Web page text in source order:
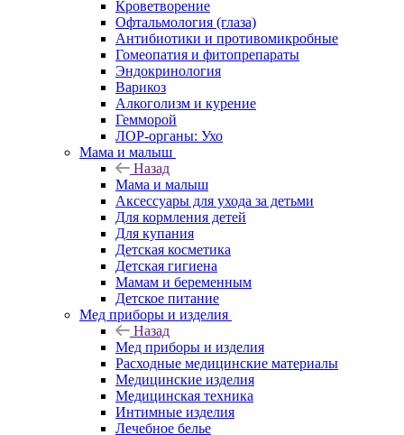
Кроветворение
Офтальмология (глаза)
Антибиотики и противомикробные
Гомеопатия и фитопрепараты
Эндокринология
Варикоз
Алкоголизм и курение
Гемморой
ЛОР-органы: Ухо
Мама и малыш
Назад
Мама и малыш
Аксессуары для ухода за детьми
Для кормления детей
Для купания
Детская косметика
Детская гигиена
Мамам и беременным
Детское питание
Мед приборы и изделия
Назад
Мед приборы и изделия
Расходные медицинские материалы
Медицинские изделия
Медицинская техника
Интимные изделия
Лечебное белье